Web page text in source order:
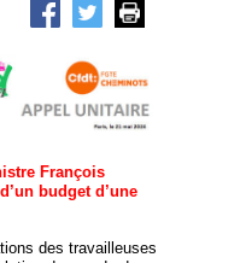
François
budget d’une
des travailleuses